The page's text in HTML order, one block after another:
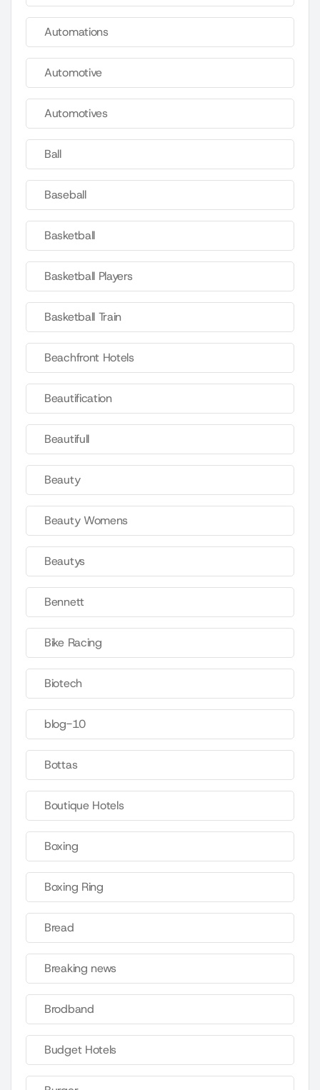
Automations
Automotive
Automotives
Ball
Baseball
Basketball
Basketball Players
Basketball Train
Beachfront Hotels
Beautification
Beautifull
Beauty
Beauty Womens
Beautys
Bennett
Bike Racing
Biotech
blog-10
Bottas
Boutique Hotels
Boxing
Boxing Ring
Bread
Breaking news
Brodband
Budget Hotels